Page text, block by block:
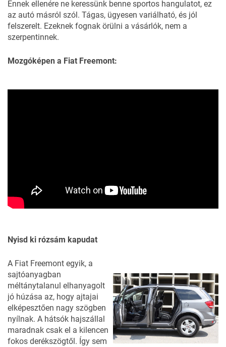
Ennek ellenére ne keressünk benne sportos hangulatot, ez
az autó másról szól. Tágas, ügyesen variálható, és jól
felszerelt. Ezeknek fognak örülni a vásárlók, nem a
szerpentinnek.
Mozgóképen a Fiat Freemont:
Nyisd ki rózsám kapudat
A Fiat Freemont egyik, a
sajtóanyagban
méltánytalanul elhanyagolt
jó húzása az, hogy ajtajai
elképesztően nagy szögben
nyílnak. A hátsók hajszállal
maradnak csak el a kilencen
fokos derékszögtől. Így sem